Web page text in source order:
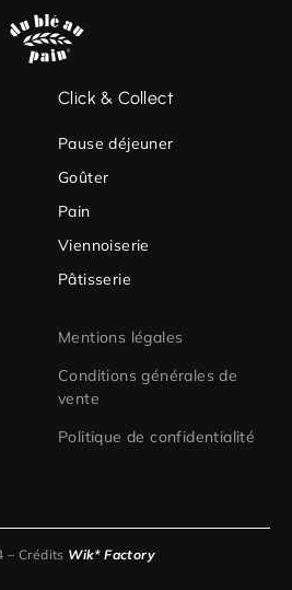
Click & Collect
Pause déjeuner
Goûter
Pain
Viennoiserie
Pâtisserie
Mentions légales
Conditions générales de
vente
Politique de confidentialité
– Crédits Wik* Factory